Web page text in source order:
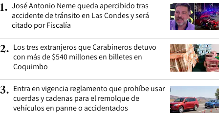
1. José Antonio Neme queda apercibido tras
accidente de tránsito en Las Condes y será
citado por Fiscalía
2. Los tres extranjeros que Carabineros detuvo
con más de $540 millones en billetes en
Coquimbo
3. Entra en vigencia reglamento que prohíbe usar
cuerdas y cadenas para el remolque de
vehículos en panne o accidentados